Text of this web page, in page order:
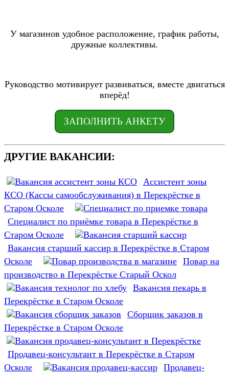
У магазинов удобное расположение, график работы,
дружные коллективы.
Руководство мотивирует развиваться, вместе двигаться
вперёд!
ЗАПОЛНИТЬ АНКЕТУ
ДРУГИЕ ВАКАНСИИ:
Ассистент зоны
КСО (Кассы самообслуживания) в Перекрёстке в
Старом Осколе
Специалист по приёмке товара в Перекрёстке в
Старом Осколе
Вакансия старший кассир в Перекрёстке в Старом
Осколе
Повар на
производство в Перекрёстке Старый Оскол
Вакансия пекарь в
Перекрёстке в Старом Осколе
Сборщик заказов в
Перекрёстке в Старом Осколе
Продавец-консультант в Перекрёстке в Старом
Осколе
Продавец-